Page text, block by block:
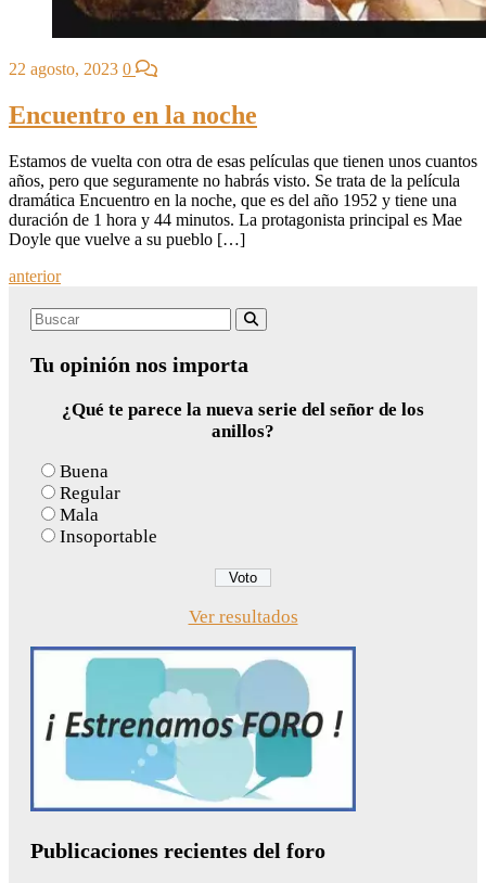
22 agosto, 2023 0
Encuentro en la noche
Estamos de vuelta con otra de esas películas que tienen unos cuantos
años, pero que seguramente no habrás visto. Se trata de la película
dramática Encuentro en la noche, que es del año 1952 y tiene una
duración de 1 hora y 44 minutos. La protagonista principal es Mae
Doyle que vuelve a su pueblo […]
Posts
navigation
anterior
Search
Tu opinión nos importa
¿Qué te parece la nueva serie del señor de los
anillos?
Buena
Regular
Mala
Insoportable
Ver resultados
Publicaciones recientes del foro